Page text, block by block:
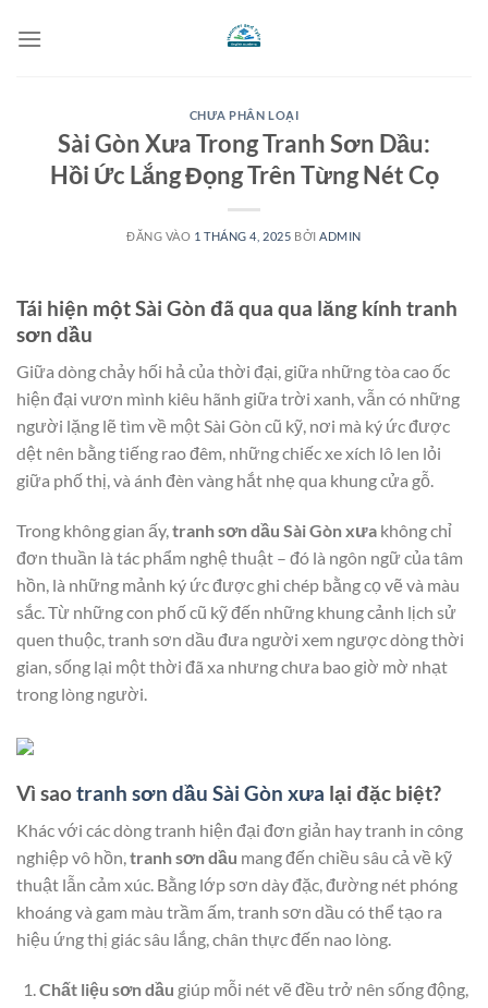
qua
CHƯA PHÂN LOẠI
Sài Gòn Xưa Trong Tranh Sơn Dầu:
Hồi Ức Lắng Đọng Trên Từng Nét Cọ
ĐĂNG VÀO 1 THÁNG 4, 2025 BỞI ADMIN
Tái hiện một Sài Gòn đã qua qua lăng kính tranh
sơn dầu
Giữa dòng chảy hối hả của thời đại, giữa những tòa cao ốc
hiện đại vươn mình kiêu hãnh giữa trời xanh, vẫn có những
người lặng lẽ tìm về một Sài Gòn cũ kỹ, nơi mà ký ức được
dệt nên bằng tiếng rao đêm, những chiếc xe xích lô len lỏi
giữa phố thị, và ánh đèn vàng hắt nhẹ qua khung cửa gỗ.
Trong không gian ấy,tranh sơn dầu Sài Gòn xưa không chỉ
đơn thuần là tác phẩm nghệ thuật – đó là ngôn ngữ của tâm
hồn, là những mảnh ký ức được ghi chép bằng cọ vẽ và màu
sắc. Từ những con phố cũ kỹ đến những khung cảnh lịch sử
quen thuộc, tranh sơn dầu đưa người xem ngược dòng thời
gian, sống lại một thời đã xa nhưng chưa bao giờ mờ nhạt
trong lòng người.
Vì saotranh sơn dầu Sài Gòn xưa lại đặc biệt?
Khác với các dòng tranh hiện đại đơn giản hay tranh in công
nghiệp vô hồn,tranh sơn dầu mang đến chiều sâu cả về kỹ
thuật lẫn cảm xúc. Bằng lớp sơn dày đặc, đường nét phóng
khoáng và gam màu trầm ấm, tranh sơn dầu có thể tạo ra
hiệu ứng thị giác sâu lắng, chân thực đến nao lòng.
Chất liệu sơn dầu giúp mỗi nét vẽ đều trở nên sống động,